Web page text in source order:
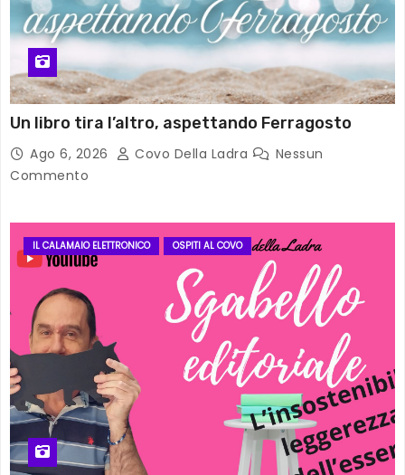
Un libro tira l’altro, aspettando Ferragosto
Ago 6, 2026 Covo Della Ladra
Nessun
Commento
IL CALAMAIO ELETTRONICO OSPITI AL COVO